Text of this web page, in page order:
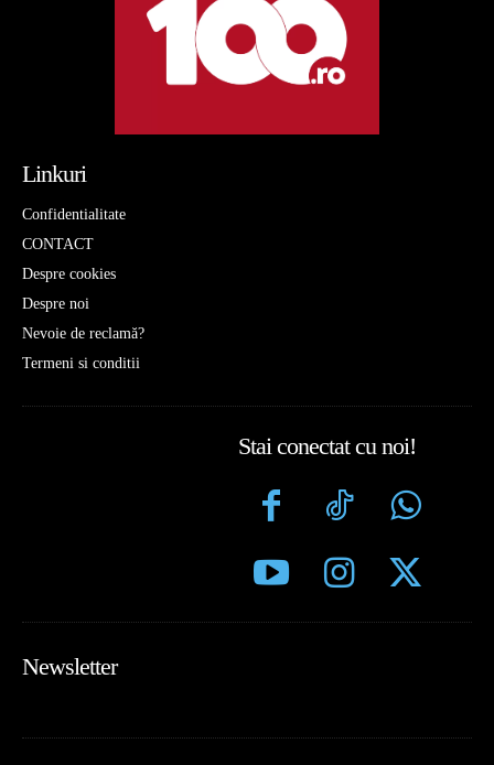
Linkuri
Confidentialitate
CONTACT
Despre cookies
Despre noi
Nevoie de reclamă?
Termeni si conditii
Stai conectat cu noi!
Newsletter